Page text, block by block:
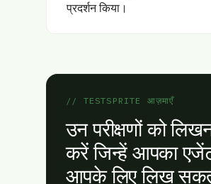
प्रदर्शन किया।
// TESTSPRITE आज़माएँ
उन परीक्षणों को
करें जिन्हें आपका
आपके लिए लिख